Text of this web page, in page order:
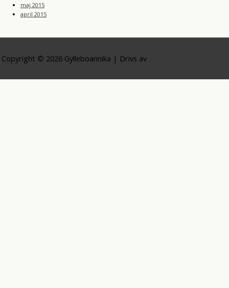
maj 2015
april 2015
Copyright © 2026 Gylleboannika | Drivs av